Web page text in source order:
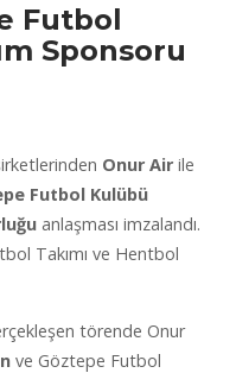
Futbol
Sponsoru
Onur Air ile
Futbol Kulübü
anlaşması imzalandı.
Takımı ve Hentbol
törende Onur
ve Göztepe Futbol